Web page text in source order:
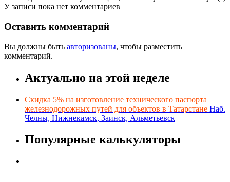
У записи пока нет комментариев
Оставить комментарий
Вы должны быть авторизованы, чтобы разместить
комментарий.
Актуально на этой неделе
Скидка 5% на изготовление технического паспорта
железнодорожных путей для объектов в Татарстане Наб.
Челны, Нижнекамск, Заинск, Альметьевск
Популярные калькуляторы